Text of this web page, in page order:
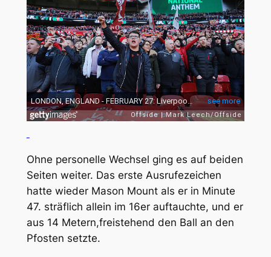
Ohne personelle Wechsel ging es auf beiden
Seiten weiter. Das erste Ausrufezeichen
hatte wieder Mason Mount als er in Minute
47. sträflich allein im 16er auftauchte, und er
aus 14 Metern,freistehend den Ball an den
Pfosten setzte.